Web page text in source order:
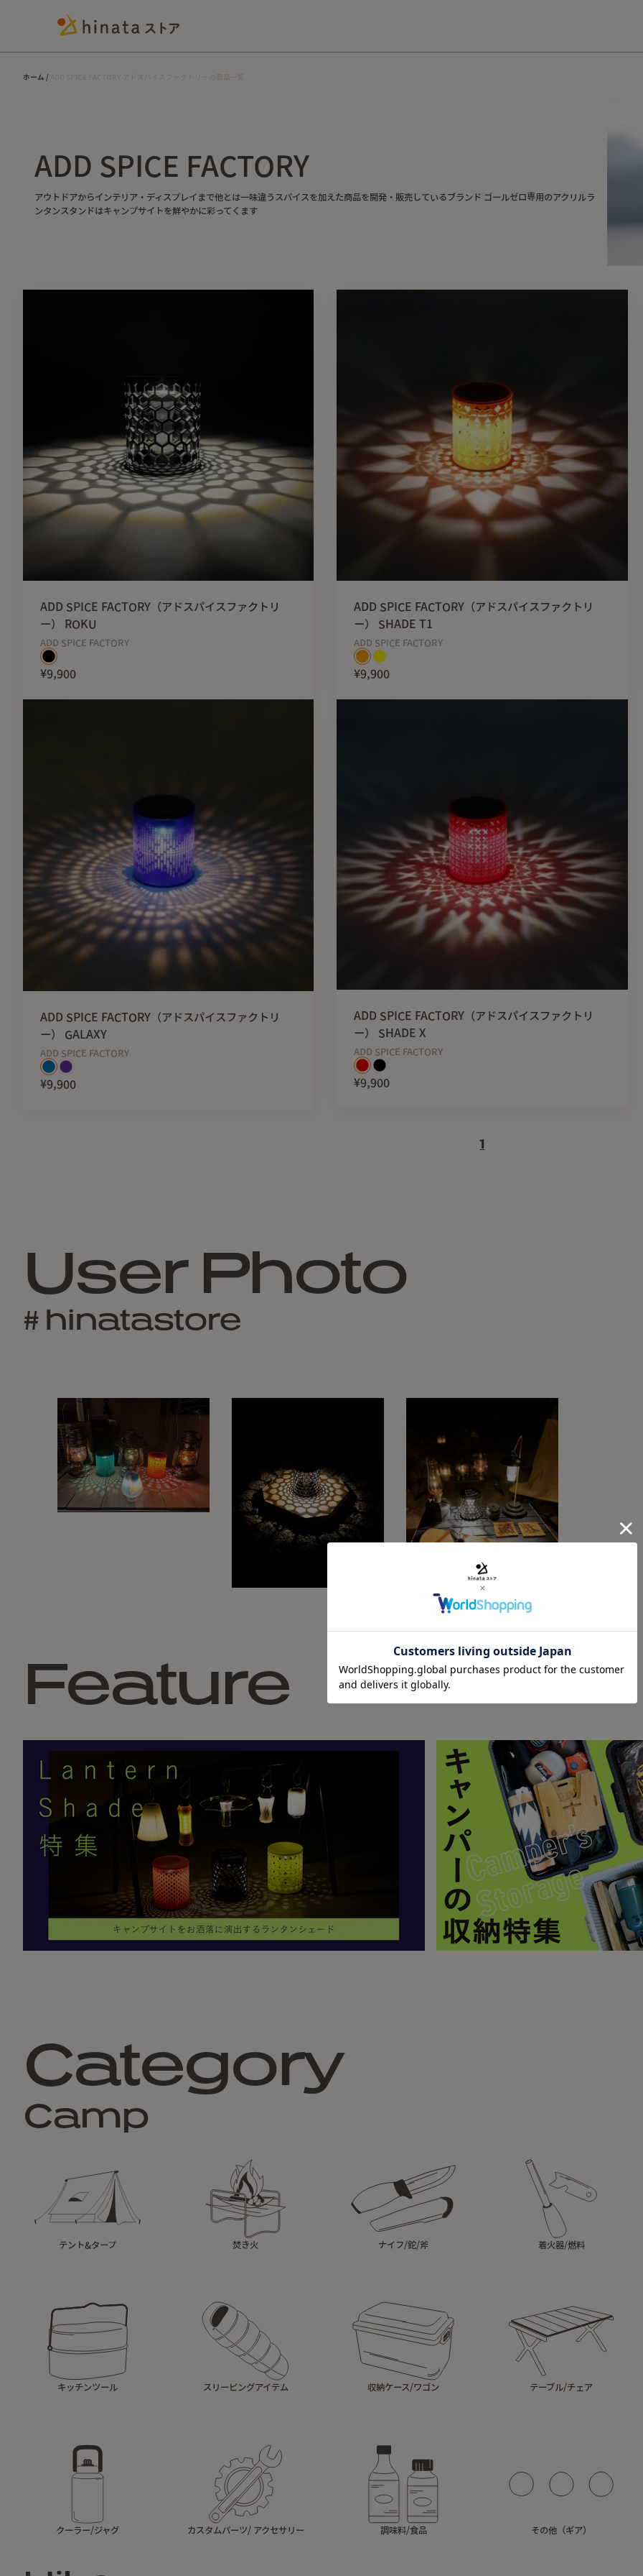
ホーム
ADD SPICE FACTORY
アウトドアからインテリア・ディスプレイまで他とは一味違うスパイスを加えた商品を開発・販売しているブランド ゴールゼロ専用のアクリルラ
ンタンスタンドはキャンプサイトを鮮やかに彩ってくます
ADD SPICE FACTORY（アドスパイスファクトリ
ー） ROKU
ADD SPICE FACTORY
¥9,900
ADD SPICE FACTORY（アドスパイスファクトリ
ー） GALAXY
ADD SPICE FACTORY
¥9,900
ADD SPICE FACTORY（アドスパイスファクトリ
ー） SHADE T1
ADD SPICE FACTORY
¥9,900
ADD SPICE FACTORY（アドスパイスファクトリ
ー） SHADE X
ADD SPICE FACTORY
¥9,900
1
User Photo
# hinatastore
Feature
Category
Camp
テント&タープ 焚き火 ナイフ/鉈/斧 着火器/燃料
キッチンツール スリーピングアイテム 収納ケース/ワゴン テーブル/チェア
クーラー/ジャグ カスタムパーツ/ アクセサリー 調味料/食品 その他（ギア）